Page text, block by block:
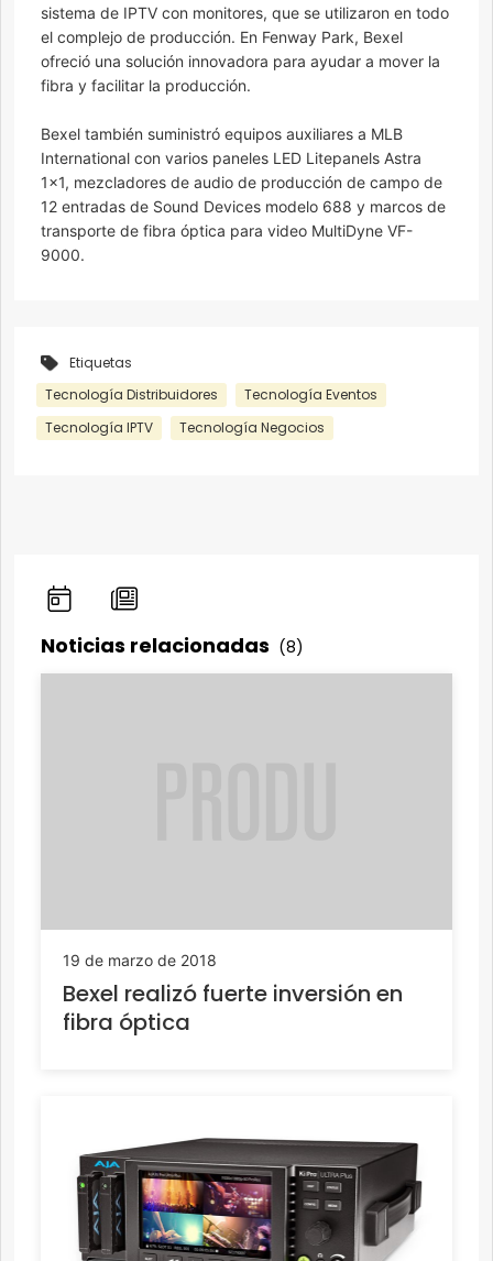
sistema de IPTV con monitores, que se utilizaron en todo
el complejo de producción. En Fenway Park, Bexel
ofreció una solución innovadora para ayudar a mover la
fibra y facilitar la producción.
Bexel también suministró equipos auxiliares a MLB
International con varios paneles LED Litepanels Astra
1×1, mezcladores de audio de producción de campo de
12 entradas de Sound Devices modelo 688 y marcos de
transporte de fibra óptica para video MultiDyne VF-
9000.
Etiquetas
Tecnología Distribuidores
Tecnología Eventos
Tecnología IPTV
Tecnología Negocios
Noticias relacionadas (8)
19 de marzo de 2018
Bexel realizó fuerte inversión en
fibra óptica